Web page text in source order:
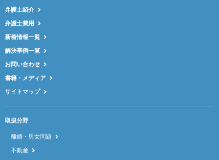
弁護士紹介
弁護士費用
新着情報一覧
解決事例一覧
お問い合わせ
書籍・メディア
サイトマップ
取扱分野
離婚・男女問題
不動産